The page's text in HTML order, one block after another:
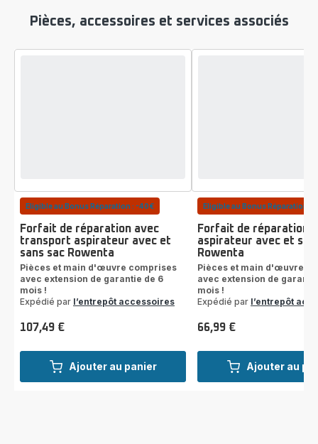
Pièces, accessoires et services associés
Ajouter au panier
Eligible au Bonus Réparation : -40€
Forfait de réparation avec
transport aspirateur avec et
sans sac Rowenta
Pièces et main d'œuvre comprises
avec extension de garantie de 6
mois !
Expédié par l’entrepôt accessoires
Prix
107,49 €
Ajouter au
Eligible au Bonus Réparation :
Forfait de réparation
aspirateur avec et
Rowenta
Pièces et main d'œuvre
avec extension de
mois !
Expédié par l’entrepôt
Prix
66,99 €